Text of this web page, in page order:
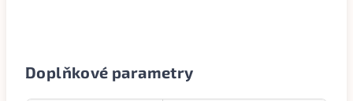
Doplňkové parametry